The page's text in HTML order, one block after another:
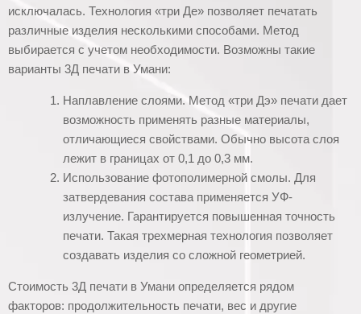
исключалась. Технология «три Де» позволяет печатать
различные изделия несколькими способами. Метод
выбирается с учетом необходимости. Возможны такие
варианты 3Д печати в Умани:
Наплавление слоями. Метод «три Дэ» печати дает
возможность применять разные материалы,
отличающиеся свойствами. Обычно высота слоя
лежит в границах от 0,1 до 0,3 мм.
Использование фотополимерной смолы. Для
затвердевания состава применяется УФ-
излучение. Гарантируется повышенная точность
печати. Такая трехмерная технология позволяет
создавать изделия со сложной геометрией.
Стоимость 3Д печати в Умани определяется рядом
факторов: продолжительность печати, вес и другие